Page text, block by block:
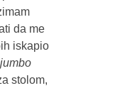
da me
iskapio
jumbo
stolom,